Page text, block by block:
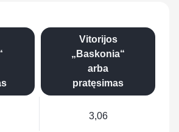
Vitorijos
„Baskonia“
arba
pratęsimas
3,06